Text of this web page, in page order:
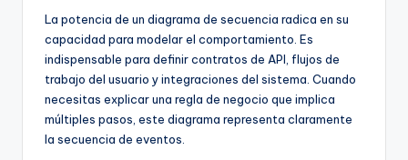
La potencia de un diagrama de secuencia radica en su
capacidad para modelar el comportamiento. Es
indispensable para definir contratos de API, flujos de
trabajo del usuario y integraciones del sistema. Cuando
necesitas explicar una regla de negocio que implica
múltiples pasos, este diagrama representa claramente
la secuencia de eventos.